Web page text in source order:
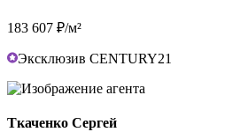
183 607 ₽/м²
Эксклюзив CENTURY21
Ткаченко Сергей